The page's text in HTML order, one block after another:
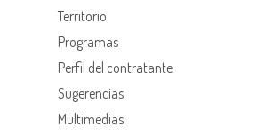
Territorio
Programas
Perfil del contratante
Sugerencias
Multimedias